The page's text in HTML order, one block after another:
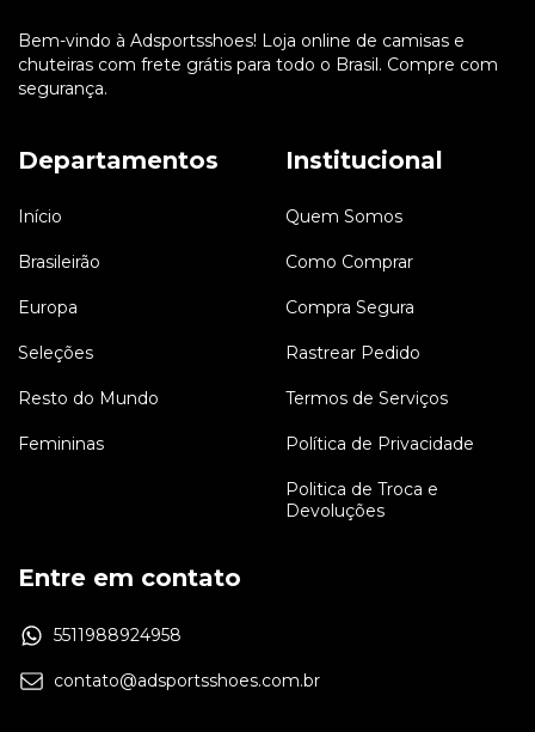
Bem-vindo à Adsportsshoes! Loja online de camisas e
chuteiras com frete grátis para todo o Brasil. Compre com
segurança.
Departamentos
Início
Brasileirão
Europa
Seleções
Resto do Mundo
Femininas
Institucional
Quem Somos
Como Comprar
Compra Segura
Rastrear Pedido
Termos de Serviços
Política de Privacidade
Politica de Troca e
Devoluções
Entre em contato
5511988924958
contato@adsportsshoes.com.br